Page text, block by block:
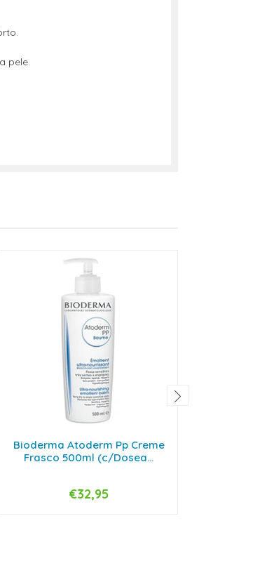
pele.
Bioderma Atoderm Pp Creme
Frasco 500ml (c/Dosea...
+
€32,95